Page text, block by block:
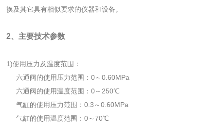
换及其它具有相似要求的仪器和设备。
2、主要技术参数
1)使用压力及温度范围：
六通阀的使用压力范围：0～0.60MPa
六通阀的使用温度范围：0～250℃
气缸的使用压力范围：0.3～0.60MPa
气缸的使用温度范围：0～70℃